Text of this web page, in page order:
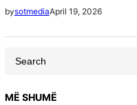
mbetet Julian Alvarez,
bysotmediaApril 19, 2026
a
MË SHUMË